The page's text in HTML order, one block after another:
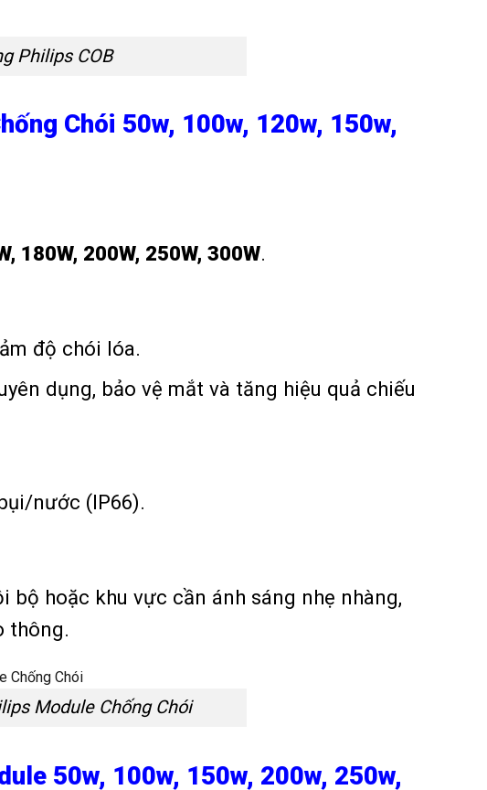
Philips COB
Chói 50w, 100w, 120w, 150w,
180W, 200W, 250W, 300W.
độ chói lóa.
dụng, bảo vệ mắt và tăng hiệu quả chiếu
nước (IP66).
bộ hoặc khu vực cần ánh sáng nhẹ nhàng,
thông.
Module Chống Chói
50w, 100w, 150w, 200w, 250w,